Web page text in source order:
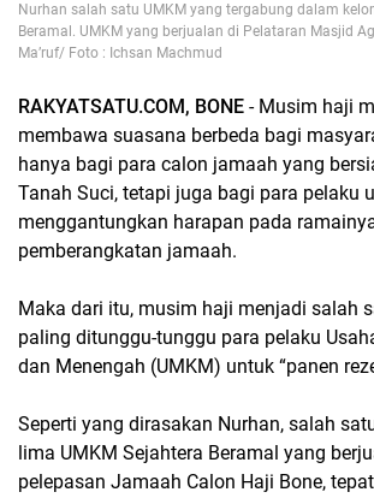
Nurhan salah satu UMKM yang tergabung dalam
Beramal. UMKM yang berjualan di Pelataran Masjid
Ma’ruf/ Foto : Ichsan Machmud
RAKYATSATU.COM, BONE - Musim haji
membawa suasana berbeda bagi
hanya bagi para calon jamaah yang
Tanah Suci, tetapi juga bagi para pelaku
menggantungkan harapan pada
pemberangkatan jamaah.
Maka dari itu, musim haji menjadi salah
paling ditunggu-tunggu para pelaku
dan Menengah (UMKM) untuk “panen
Seperti yang dirasakan Nurhan, salah
lima UMKM Sejahtera Beramal yang
pelepasan Jamaah Calon Haji Bone,